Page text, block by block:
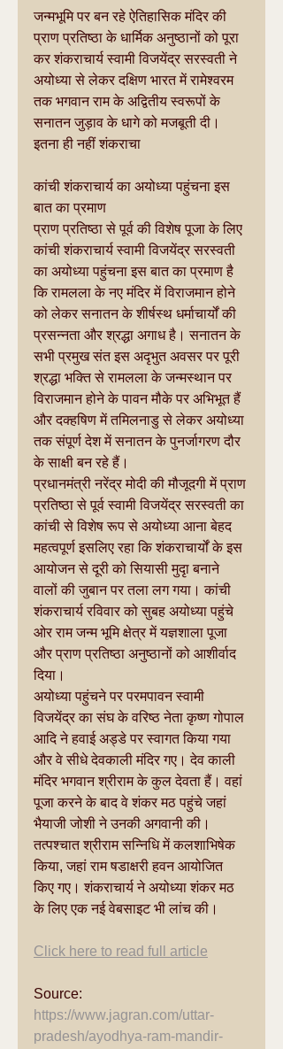
जन्मभूमि पर बन रहे ऐतिहासिक मंदिर की
प्राण प्रतिष्ठा के धार्मिक अनुष्ठानों को पूरा
कर शंकराचार्य स्वामी विजयेंद्र सरस्वती ने
अयोध्या से लेकर दक्षिण भारत में रामेश्वरम
तक भगवान राम के अद्वितीय स्वरूपों के
सनातन जुड़ाव के धागे को मजबूती दी।
इतना ही नहीं शंकराचा
कांची शंकराचार्य का अयोध्या पहुंचना इस
बात का प्रमाण
प्राण प्रतिष्ठा से पूर्व की विशेष पूजा के लिए
कांची शंकराचार्य स्वामी विजयेंद्र सरस्वती
का अयोध्या पहुंचना इस बात का प्रमाण है
कि रामलला के नए मंदिर में विराजमान होने
को लेकर सनातन के शीर्षस्थ धर्माचार्यों की
प्रसन्नता और श्रद्धा अगाध है। सनातन के
सभी प्रमुख संत इस अदृभुत अवसर पर पूरी
श्रद्धा भक्ति से रामलला के जन्मस्थान पर
विराजमान होने के पावन मौके पर अभिभूत हैं
और दक्हषिण में तमिलनाडु से लेकर अयोध्या
तक संपूर्ण देश में सनातन के पुनर्जागरण दौर
के साक्षी बन रहे हैं।
प्रधानमंत्री नरेंद्र मोदी की मौजूदगी में प्राण
प्रतिष्ठा से पूर्व स्वामी विजयेंद्र सरस्वती का
कांची से विशेष रूप से अयोध्या आना बेहद
महत्वपूर्ण इसलिए रहा कि शंकराचार्यों के इस
आयोजन से दूरी को सियासी मुदृा बनाने
वालों की जुबान पर तला लग गया। कांची
शंकराचार्य रविवार को सुबह अयोध्या पहुंचे
ओर राम जन्म भूमि क्षेत्र में यज्ञशाला पूजा
और प्राण प्रतिष्ठा अनुष्ठानों को आशीर्वाद
दिया।
अयोध्या पहुंचने पर परमपावन स्वामी
विजयेंद्र का संघ के वरिष्ठ नेता कृष्ण गोपाल
आदि ने हवाई अड्डे पर स्वागत किया गया
और वे सीधे देवकाली मंदिर गए। देव काली
मंदिर भगवान श्रीराम के कुल देवता हैं। वहां
पूजा करने के बाद वे शंकर मठ पहुंचे जहां
भैयाजी जोशी ने उनकी अगवानी की।
तत्पश्चात श्रीराम सन्निधि में कलशाभिषेक
किया, जहां राम षडाक्षरी हवन आयोजित
किए गए। शंकराचार्य ने अयोध्या शंकर मठ
के लिए एक नई वेबसाइट भी लांच की।
Click here to read full article
Source:
https://www.jagran.com/uttar-
pradesh/ayodhya-ram-mandir-